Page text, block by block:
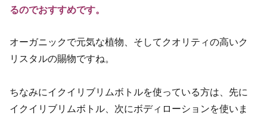
るのでおすすめです。
オーガニックで元気な植物、そしてクオリティの高いク
リスタルの賜物ですね。
ちなみにイクイリブリムボトルを使っている方は、先に
イクイリブリムボトル、次にボディローションを使いま